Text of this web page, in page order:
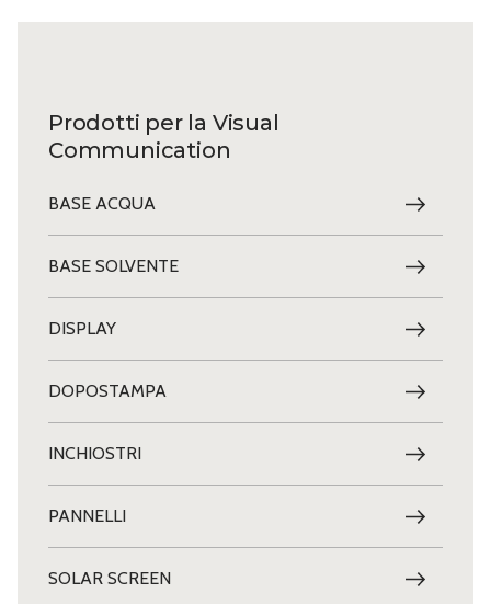
Prodotti per la Visual
Communication
BASE ACQUA
BASE SOLVENTE
DISPLAY
DOPOSTAMPA
INCHIOSTRI
PANNELLI
SOLAR SCREEN